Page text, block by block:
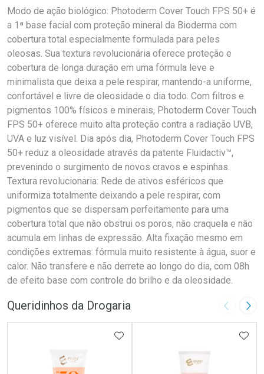
Modo de ação biológico: Photoderm Cover Touch FPS 50+ é
a 1ª base facial com proteção mineral da Bioderma com
cobertura total especialmente formulada para peles
oleosas. Sua textura revolucionária oferece proteção e
cobertura de longa duração em uma fórmula leve e
minimalista que deixa a pele respirar, mantendo-a uniforme,
confortável e livre de oleosidade o dia todo. Com filtros e
pigmentos 100% físicos e minerais, Photoderm Cover Touch
FPS 50+ oferece muito alta proteção contra a radiação UVB,
UVA e luz visível. Dia após dia, Photoderm Cover Touch FPS
50+ reduz a oleosidade através da patente Fluidactiv™,
prevenindo o surgimento de novos cravos e espinhas.
Textura revolucionaria: Rede de ativos esféricos que
uniformiza totalmente deixando a pele respirar, com
pigmentos que se dispersam perfeitamente para uma
cobertura total que não obstrui os poros, não craquela e não
acumula em linhas de expressão. Alta fixação mesmo em
condições extremas: fórmula muito resistente à água, suor e
calor. Não transfere e não derrete ao longo do dia, com 08h
de efeito base com controle do brilho e da oleosidade.
Queridinhos da Drogaria Imagem
ADICIONAR AOS FAVORITOS